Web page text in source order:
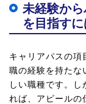
未経験か
を目指すに
キャリアパスの項
職の経験を持たな
しい職種です。
れば、アピールの